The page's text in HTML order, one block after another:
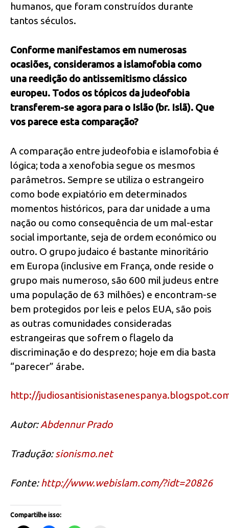
humanos, que foram construídos durante
tantos séculos.
Conforme manifestamos em numerosas
ocasiões, consideramos a islamofobia como
una reedição do antissemitismo clássico
europeu. Todos os tópicos da judeofobia
transferem-se agora para o Islão (br. Islã). Que
vos parece esta comparação?
A comparação entre judeofobia e islamofobia é
lógica; toda a xenofobia segue os mesmos
parâmetros. Sempre se utiliza o estrangeiro
como bode expiatório em determinados
momentos históricos, para dar unidade a uma
nação ou como consequência de um mal-estar
social importante, seja de ordem económico ou
outro. O grupo judaico é bastante minoritário
em Europa (inclusive em França, onde reside o
grupo mais numeroso, são 600 mil judeus entre
uma população de 63 milhões) e encontram-se
bem protegidos por leis e pelos EUA, são pois
as outras comunidades consideradas
estrangeiras que sofrem o flagelo da
discriminação e do desprezo; hoje em dia basta
“parecer” árabe.
http://
Autor:Abdennur Prado
Tradução:sionismo.net
Fonte:http://www.webislam.com/?idt=20826
Compartilhe isso: